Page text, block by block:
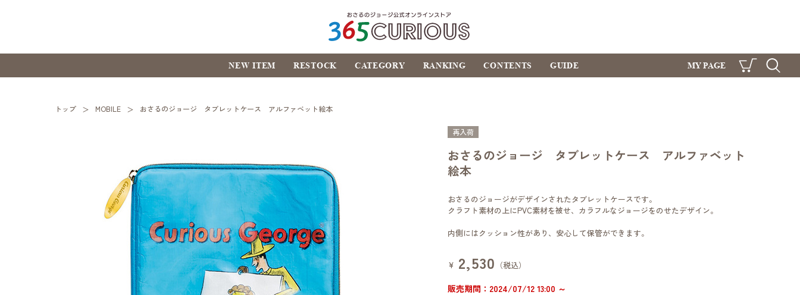
おさるのジョージ公式オ
ンラインストア
NEW ITEM RESTOCK CATEGORY RANKING CONTENTS GUIDE
MY PAGE
CART SEARCH
トップ MOBILE おさるのジョージ タブレットケース アルファベット絵本
再入荷
おさるのジョージ タブレットケース アルファベット
絵本
おさるのジョージがデザインされたタブレットケースです。
クラフト素材の上にPVC素材を被せ、カラフルなジョージをのせたデザイン。
内側にはクッション性があり、安心して保管ができます。
¥ 2,530 （税込）
販売期間：2024/07/12 13:00 ～